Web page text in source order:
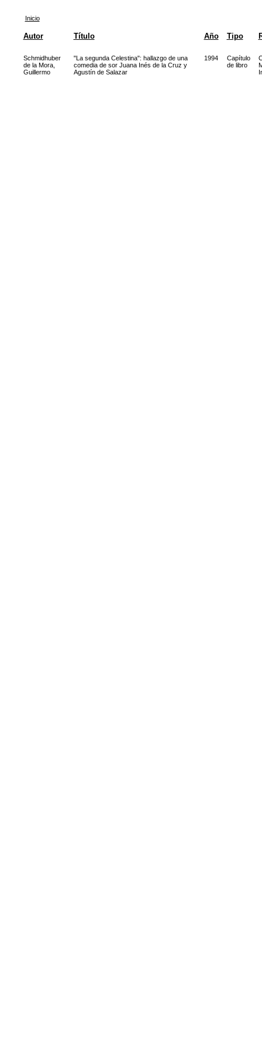
Inicio
Autor Título Año Tipo
Schmidhuber
de la Mora,
Guillermo
"La segunda Celestina": hallazgo de una
comedia de sor Juana Inés de la Cruz y
Agustín de Salazar
1994
Capítulo
de libro